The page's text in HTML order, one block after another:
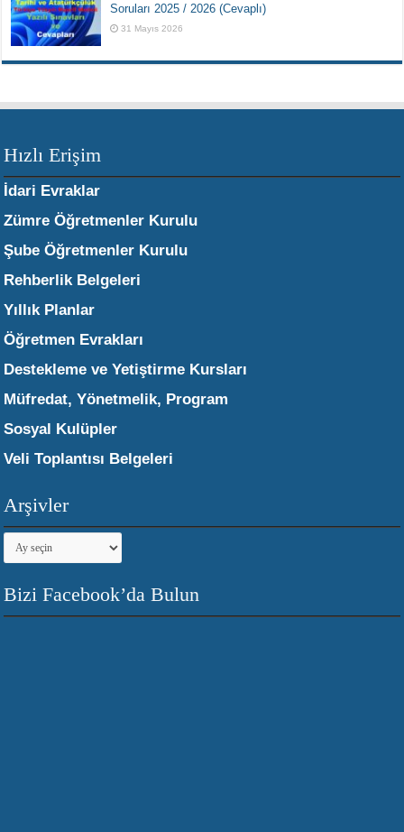
Soruları 2025 / 2026 (Cevaplı)
31 Mayıs 2026
Hızlı Erişim
İdari Evraklar
Zümre Öğretmenler Kurulu
Şube Öğretmenler Kurulu
Rehberlik Belgeleri
Yıllık Planlar
Öğretmen Evrakları
Destekleme ve Yetiştirme Kursları
Müfredat, Yönetmelik, Program
Sosyal Kulüpler
Veli Toplantısı Belgeleri
Arşivler
Arşivler
Bizi Facebook’da Bulun